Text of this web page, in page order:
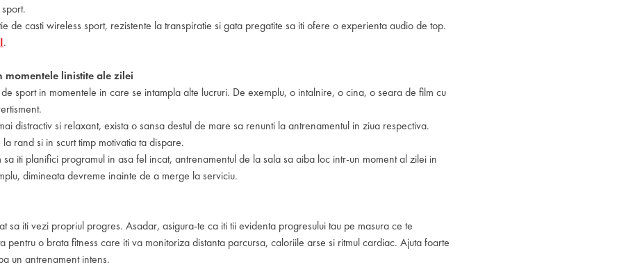
de casti wireless sport, rezistente la transpiratie si gata pregatite sa iti ofere o experienta audio de top.
.
linistite ale zilei
sport in momentele in care se intampla alte lucruri. De exemplu, o intalnire, o cina, o seara de film cu
distractiv si relaxant, exista o sansa destul de mare sa renunti la antrenamentul in ziua respectiva.
rand si in scurt timp motivatia ta dispare.
iti planifici programul in asa fel incat, antrenamentul de la sala sa aiba loc intr-un moment al zilei in
dimineata devreme inainte de a merge la serviciu.
sa iti vezi propriul progres. Asadar, asigura-te ca iti tii evidenta progresului tau pe masura ce te
pentru o brata fitness care iti va monitoriza distanta parcursa, caloriile arse si ritmul cardiac. Ajuta foarte
un antrenament intens.